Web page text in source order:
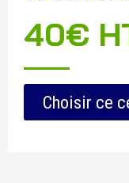
40€
Choisir ce